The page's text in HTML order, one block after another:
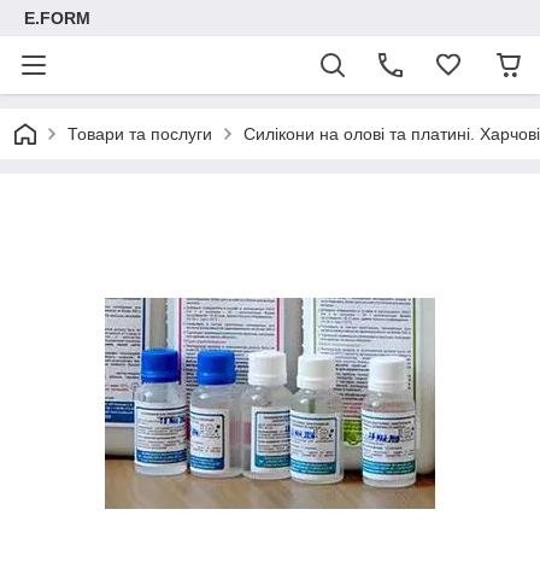
E.FORM
Товари та послуги Силікони на олові та платині.